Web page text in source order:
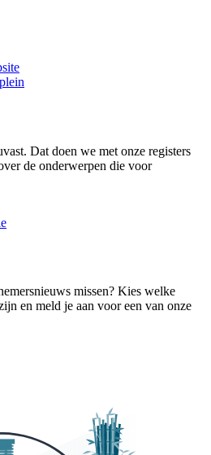
Dat doen we met onze registers
de onderwerpen die voor
missen? Kies welke
en meld je aan voor een van onze